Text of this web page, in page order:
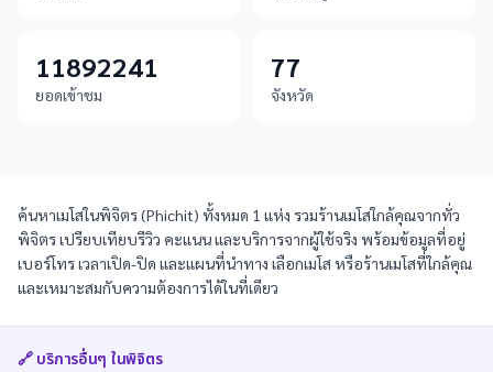
11892241
ยอดเข้าชม
77
จังหวัด
ค้นหาเมโสในพิจิตร (Phichit) ทั้งหมด 1 แห่ง รวมร้านเมโสใกล้คุณจากทั่ว
พิจิตร เปรียบเทียบรีวิว คะแนน และบริการจากผู้ใช้จริง พร้อมข้อมูลที่อยู่
เบอร์โทร เวลาเปิด-ปิด และแผนที่นำทาง เลือกเมโส หรือร้านเมโสที่ใกล้คุณ
และเหมาะสมกับความต้องการได้ในที่เดียว
🔗 บริการอื่นๆ ในพิจิตร